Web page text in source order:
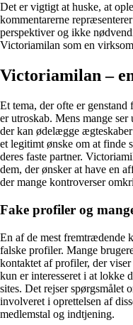
Det er vigtigt at huske, at
kommentarerne
perspektiver og ikke
Victoriamilan som en
Victoriamilan –
Et tema, der ofte er
er utroskab. Mens mange
der kan ødelægge
et legitimt ønske om at finde
deres faste partner.
dem, der ønsker at have en
der mange kontroverser
Fake profiler og
En af de mest fremtrædende
falske profiler. Mange
kontaktet af profiler, der
kun er interesseret i at lokke
sites. Det rejser spørgsmålet
involveret i oprettelsen af
medlemstal og indtjening.